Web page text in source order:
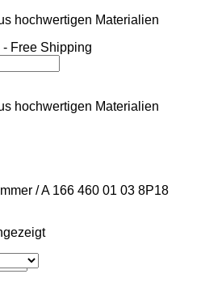
hochwertigen Materialien
Free Shipping
hochwertigen Materialien
/A 166 460 01 03 8P18